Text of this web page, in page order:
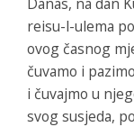
reisu-l-ulema
ovog časnog
čuvamo i
i čuvajmo u
svog susjeda,